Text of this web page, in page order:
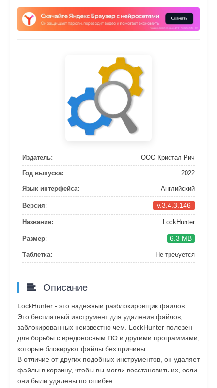
Издатель: ООО Кристал Рич
Год выпуска: 2022
Язык интерфейса: Английский
Версия: v.3.4.3.146
Название: LockHunter
Размер: 6.3 MB
Таблетка: Не требуется
Описание
LockHunter - это надежный разблокировщик файлов.
Это бесплатный инструмент для удаления файлов,
заблокированных неизвестно чем. LockHunter полезен
для борьбы с вредоносным ПО и другими программами,
которые блокируют файлы без причины.
В отличие от других подобных инструментов, он удаляет
файлы в корзину, чтобы вы могли восстановить их, если
они были удалены по ошибке.